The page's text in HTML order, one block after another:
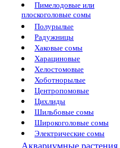
Пимелодовые или
плоскоголовые сомы
Полурылые
Радужницы
Хаковые сомы
Харациновые
Хелостомовые
Хоботнорылые
Центропомовые
Цихлиды
Шильбовые сомы
Широкоголовые сомы
Электрические сомы
Аквариумные растения